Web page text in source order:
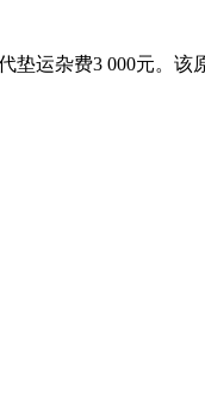
垫运杂费3 000元。